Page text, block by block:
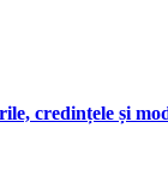
credințele și